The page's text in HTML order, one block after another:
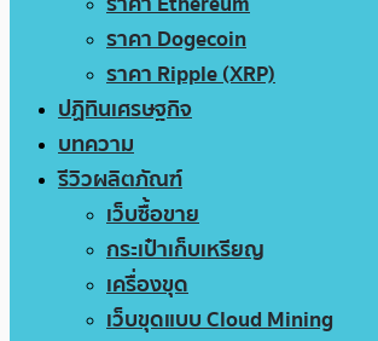
ราคา Dogecoin
ราคา Ripple (XRP)
ปฏิทินเศรษฐกิจ
บทความ
รีวิวผลิตภัณฑ์
เว็บซื้อขาย
กระเป๋าเก็บเหรียญ
เครื่องขุด
เว็บขุดแบบ Cloud Mining